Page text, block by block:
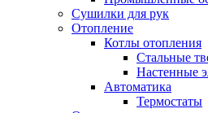
Сушилки для рук
Отопление
Котлы отопления
Стальные
Настенные
Автоматика
Термостаты